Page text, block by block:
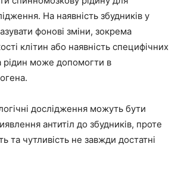
На наявність збудників у
фонові зміни, зокрема
клітин або наявність специфічних
рідин може допомогти в
дослідження можуть бути
антитіл до збудників, проте
та чутливість не завжди достатні